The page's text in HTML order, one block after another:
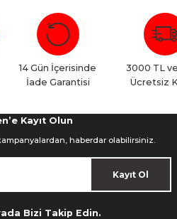
yorumu siz yapın!
Yorum Yaz
14 Gün İçerisinde
İade Garantisi
3000 TL
Ücretsiz
Kayıt Olun
haberdar olabilirsiniz.
Kayıt Ol
Bizi Takip Edin.